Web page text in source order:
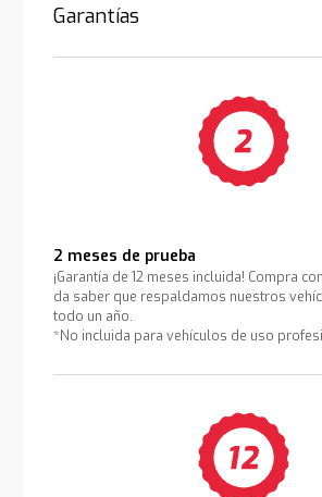
Garantías
2 meses de prueba
¡Garantía de 12 meses incluida! Compra
da saber que respaldamos nuestros
todo un año.
*No incluida para vehículos de uso